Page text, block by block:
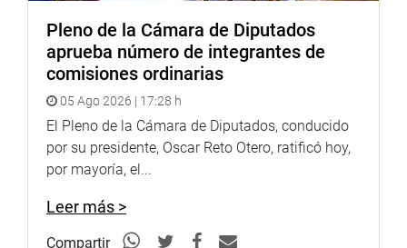
Pleno de la Cámara de Diputados
aprueba número de integrantes de
comisiones ordinarias
05 Ago 2026 | 17:28 h
El Pleno de la Cámara de Diputados, conducido
por su presidente, Oscar Reto Otero, ratificó hoy,
por mayoría, el...
Leer más >
Compartir